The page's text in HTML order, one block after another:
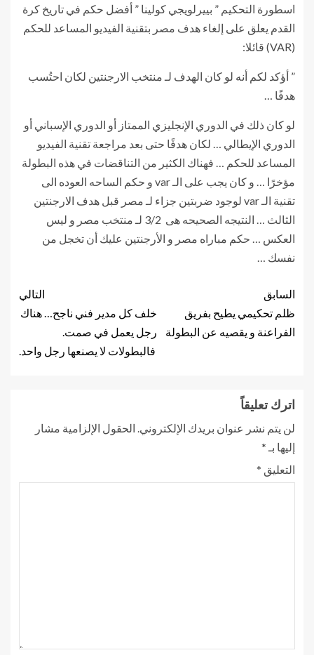
اسطورة التحكيم ” بييرلويجي كولينا ” أفضل حكم في تاريخ كرة
القدم يعلق على إلغاء هدف مصر بتقنية الفيديو المساعد للحكم
(VAR) قائلا:
‏” أؤكد لكم أنه لو كان الهدف لـ منتخب الارجنتين لكان احتُسب
هدفًا …
لو كان ذلك في الدوري الإنجليزي الممتاز أو الدوري الإسباني أو
الدوري الإيطالي … لكان هدفًا حتى بعد مراجعة تقنية الفيديو
المساعد للحكم … فهناك الكثير من التناقضات في هذه البطولة
مؤخرًا … و كان يجب على الـ var و حكم الساحه العوده الى
تقنية الـ var لوجود ضربتين جزاء لـ مصر قبل هدف الارجنتين
الثالث … النتيجه الصحيحه هى 3/2 لـ منتخب مصر و ليس
العكس … حكم مباراه مصر و الأرجنتين عليك أن تخجل من
نفسك …
السابق
ظلم تحكيمي يطيح بفريق
الفراعنة و يقصيه عن البطولة
التالي
خلف كل مدير فني ناجح… هناك
رجل يعمل في صمت.
فالبطولات لا يصنعها رجل واحد.
اترك تعليقاً
لن يتم نشر عنوان بريدك الإلكتروني. الحقول الإلزامية مشار
إليها بـ *
التعليق *